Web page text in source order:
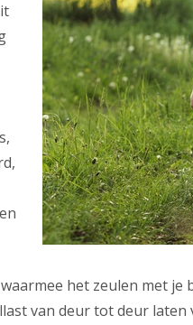
het zeulen met je
van deur tot deur